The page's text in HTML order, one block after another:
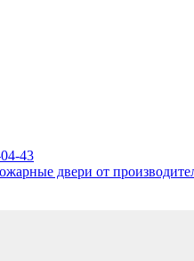
43
двери от